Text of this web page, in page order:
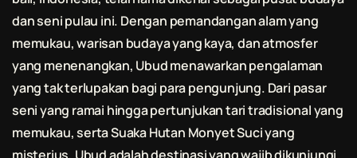
dan seni pulau ini. Dengan pemandangan alam yang
memukau, warisan budaya yang kaya, dan atmosfer
yang menenangkan, Ubud menawarkan pengalaman
yang tak terlupakan bagi para pengunjung. Dari pasar
seni yang ramai hingga pertunjukan tari tradisional yang
memukau, serta Suaka Hutan Monyet Suci yang